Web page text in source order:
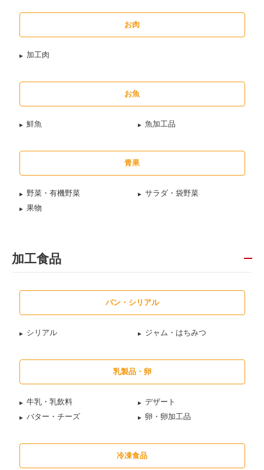
お肉
加工肉
お魚
鮮魚 魚加工品
青果
野菜・有機野菜
サラダ・袋野菜
果物
加工食品
パン・シリアル
シリアル ジャム・はちみつ
乳製品・卵
牛乳・乳飲料
デザート
バター・チーズ
卵・卵加工品
冷凍食品